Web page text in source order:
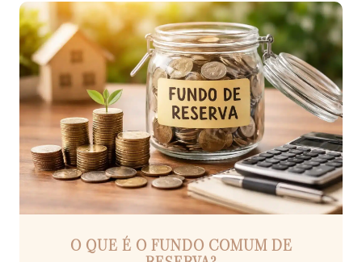
O QUE É O FUNDO COMUM DE